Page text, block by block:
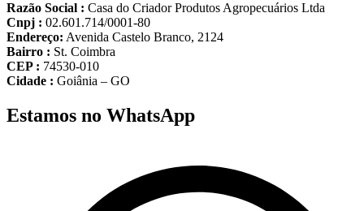
Razão Social : Casa do Criador Produtos Agropecuários Ltda
Cnpj : 02.601.714/0001-80
Endereço: Avenida Castelo Branco, 2124
Bairro : St. Coimbra
CEP : 74530-010
Cidade : Goiânia – GO
Estamos no WhatsApp